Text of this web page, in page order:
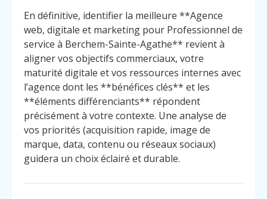
En définitive, identifier la meilleure **Agence
web, digitale et marketing pour Professionnel de
service à Berchem-Sainte-Agathe** revient à
aligner vos objectifs commerciaux, votre
maturité digitale et vos ressources internes avec
l’agence dont les **bénéfices clés** et les
**éléments différenciants** répondent
précisément à votre contexte. Une analyse de
vos priorités (acquisition rapide, image de
marque, data, contenu ou réseaux sociaux)
guidera un choix éclairé et durable.